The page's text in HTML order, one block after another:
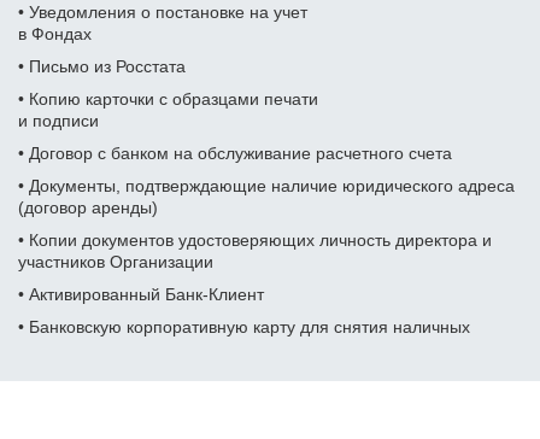
• Уведомления о постановке на учет
в Фондах
• Письмо из Росстата
• Копию карточки с образцами печати
и подписи
• Договор с банком на обслуживание расчетного счета
• Документы, подтверждающие наличие юридического адреса
(договор аренды)
• Копии документов удостоверяющих личность директора и
участников Организации
• Активированный Банк-Клиент
• Банковскую корпоративную карту для снятия наличных
Заказать звонок
Даю согласие на обработку персональных данных
Дата рождения
Желаемый ежемесячный
доход
Номер телефона
Отправить
Дата выдачи паспорта
(Необязательно)
Желаемый ежемесячный
доход
Адрес доставки
Серия и номер паспорта
Кем выдан
Адрес прописки
Номер ИНН
(Необязательно)
Желаемый ежемесячный
Дата выдачи паспорта
(Необязательно)
Желаемый ежемесячный
доход
Адрес доставки